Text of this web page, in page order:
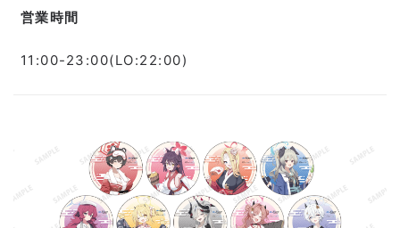
営業時間
11:00-23:00(LO:22:00)